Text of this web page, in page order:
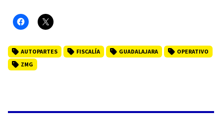
AUTOPARTES FISCALÍA GUADALAJARA
OPERATIVO
ZMG